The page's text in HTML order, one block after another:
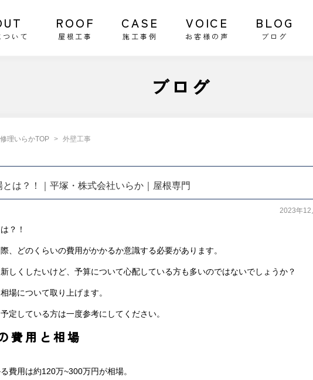
いて
ROOF
屋根工事
CASE
施工事例
VOICE
お客様の声
BLOG
ブログ
ブログ
理いらかTOP 外壁工事
は？！｜平塚・株式会社いらか｜屋根専門
2023年12
？！
、どのくらいの費用がかかるか意識する必要があります。
しくしたいけど、予算について心配している方も多いのではないでしょうか？
場について取り上げます。
定している方は一度参考にしてください。
費用と相場
費用は約120万~300万円が相場。